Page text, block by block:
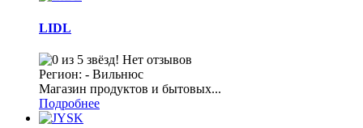
LIDL
Нет отзывов
Регион: - Вильнюс
Магазин продуктов и бытовых...
Подробнее